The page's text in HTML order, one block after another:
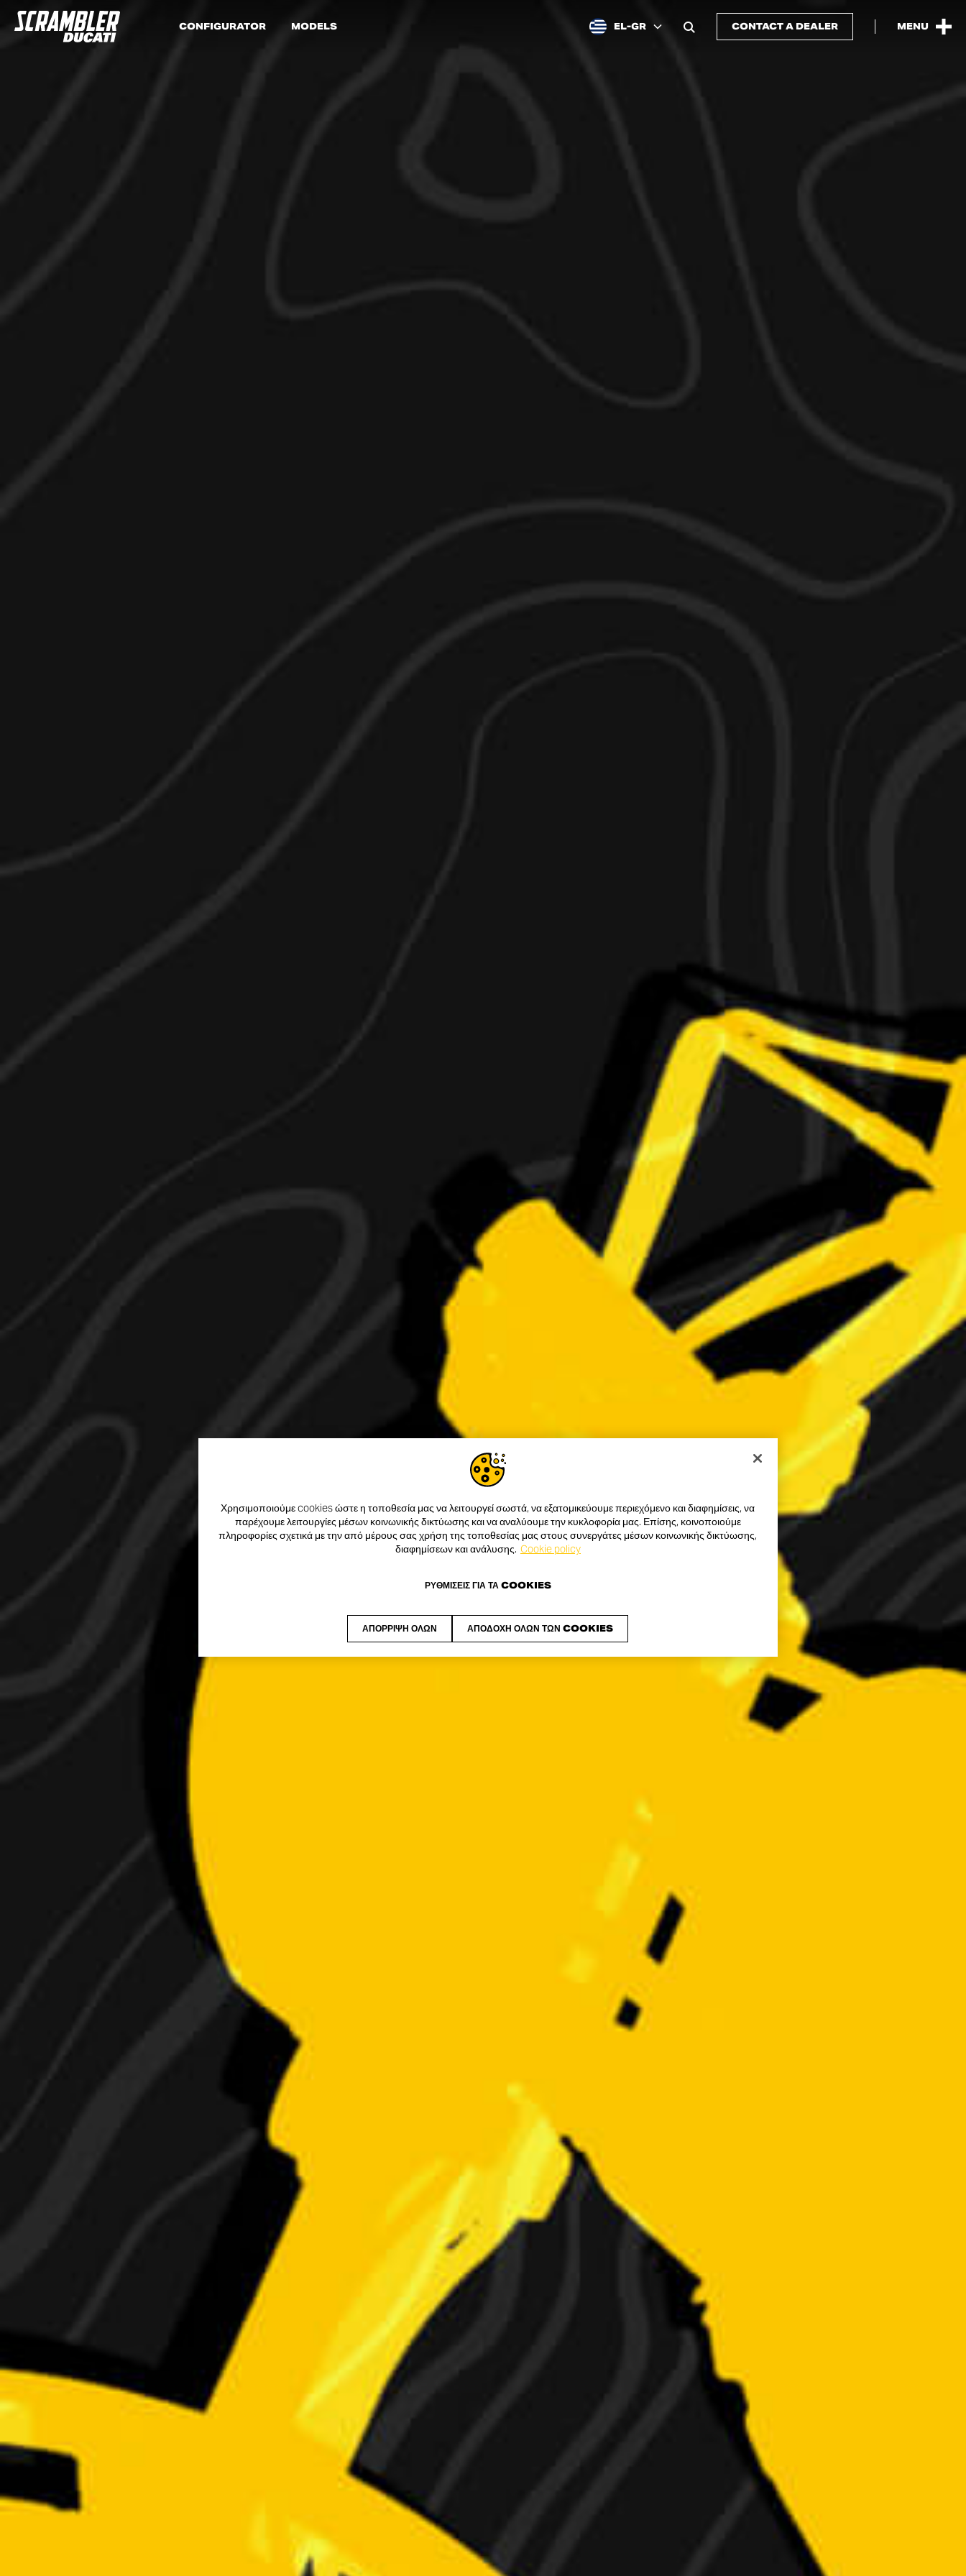
CONFIGURATOR MODELS EL-GR CONTACT A DEALER MENU
Χρησιμοποιούμε cookies ώστε η τοποθεσία μας να λειτουργεί σωστά, να εξατομικεύουμε περιεχόμενο και διαφημίσεις, να
παρέχουμε λειτουργίες μέσων κοινωνικής δικτύωσης και να αναλύουμε την κυκλοφορία μας. Επίσης, κοινοποιούμε
πληροφορίες σχετικά με την από μέρους σας χρήση της τοποθεσίας μας στους συνεργάτες μέσων κοινωνικής δικτύωσης,
διαφημίσεων και ανάλυσης. Cookie policy
ΑΠΌΡΡΙΨΗ ΌΛΩΝ ΑΠΟΔΟΧΉ ΌΛΩΝ ΤΩΝ COOKIES
ΡΥΘΜΊΣΕΙΣ ΓΙΑ ΤΑ COOKIES